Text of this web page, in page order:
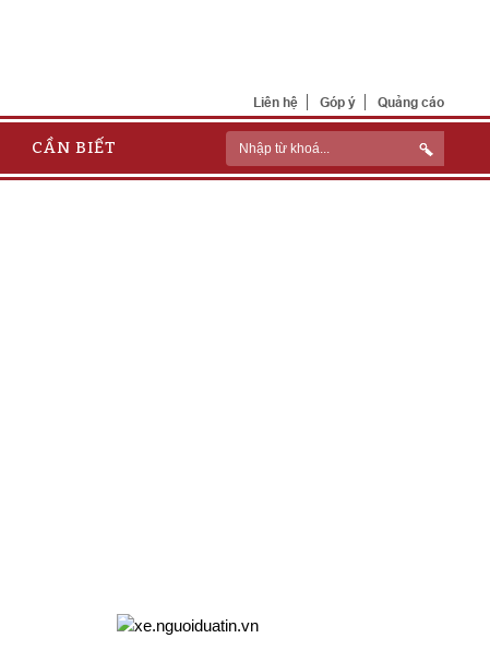
Liên hệ Góp ý Quảng cáo
CẦN BIẾT